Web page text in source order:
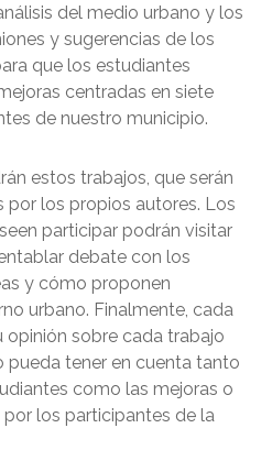
del medio urbano y los
y sugerencias de los
que los estudiantes
centradas en siete
de nuestro municipio.
estos trabajos, que serán
los propios autores. Los
participar podrán visitar
debate con los
y cómo proponen
urbano. Finalmente, cada
opinión sobre cada trabajo
pueda tener en cuenta tanto
como las mejoras o
los participantes de la